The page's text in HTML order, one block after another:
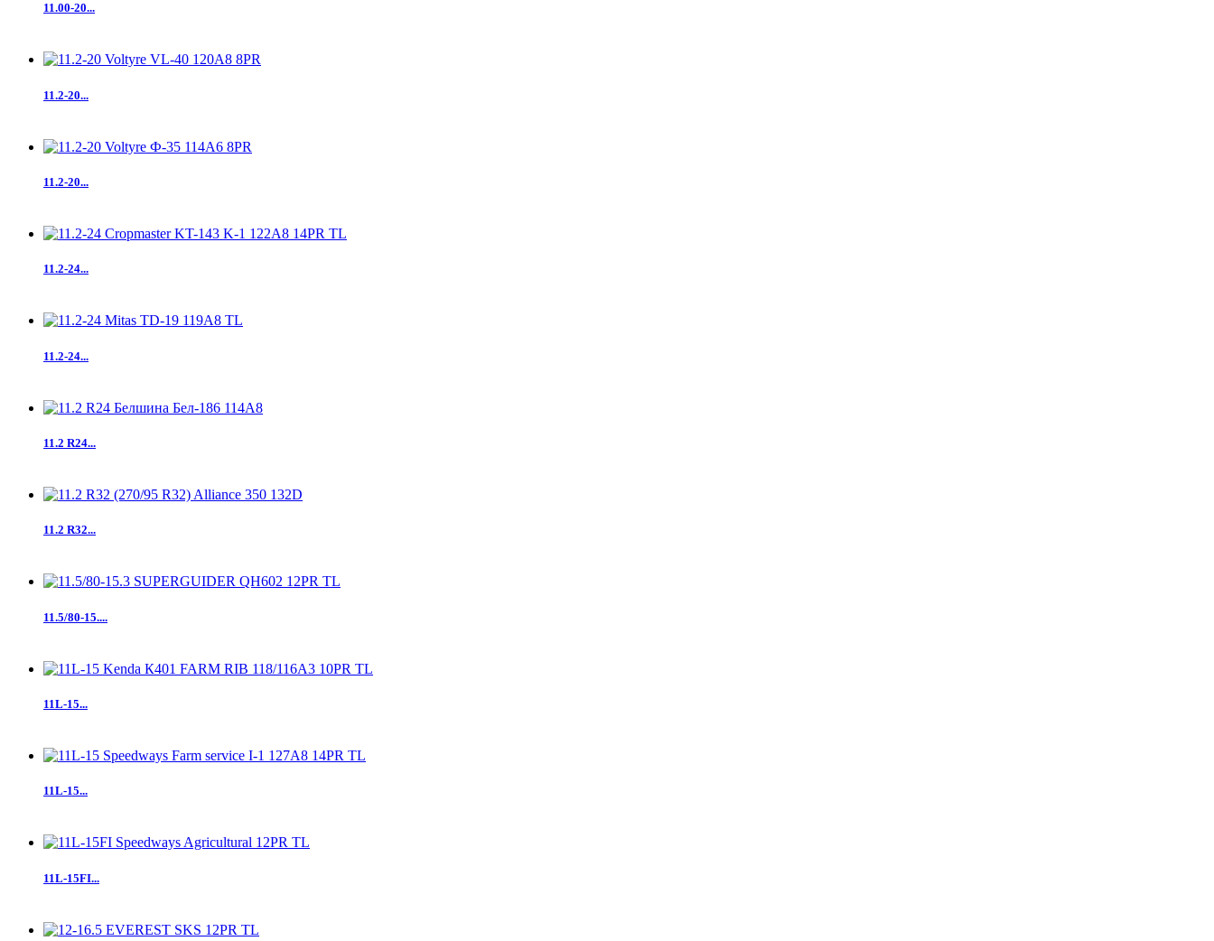
11.00-20...
11.2-20...
11.2-20...
11.2-24...
11.2-24...
11.2 R24...
11.2 R32...
11.5/80-15....
11L-15...
11L-15...
11L-15FI...